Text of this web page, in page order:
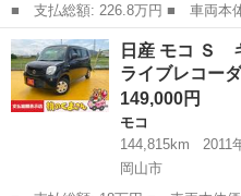
■ 支払総額: 226.8万円 ■ 車両本体価格： 2,204,000 円 ■ メーカ
ー名： 日産 ■ 車種名： エクス
Ｘｉ 禁煙車 社外７型ナビ アラ
ジェント...
広島 福山市 エクストレイル
日産 モコ Ｓ
ライブレコ
149,000円
モコ
144,815km
2011
岡山市